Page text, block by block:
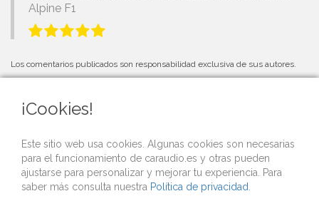
Alpine F1
Los comentarios publicados son responsabilidad exclusiva de sus autores.
Si organizas una competición o evento de car audio y quieres que lo
publicitemos gratis desde nuestra web,contacta con nosotros.
¡Cookies!
Este sitio web usa cookies. Algunas cookies son necesarias
para el funcionamiento de caraudio.es y otras pueden
ajustarse para personalizar y mejorar tu experiencia. Para
saber más consulta nuestra Política de privacidad